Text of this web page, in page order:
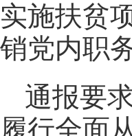
实施扶贫
销党内职
通报要
履行全面